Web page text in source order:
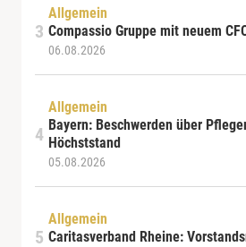
Allgemein
Compassio Gruppe mit neuem
06.08.2026
Allgemein
Bayern: Beschwerden über
Höchststand
05.08.2026
Allgemein
Caritasverband Rheine: